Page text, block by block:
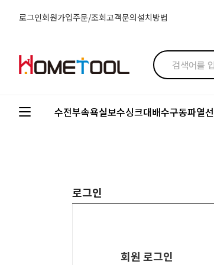
로그인회원가입주문/조회고객문의설치방법
수전부속욕실보수싱크대배수구동파열선
로그인
회원 로그인